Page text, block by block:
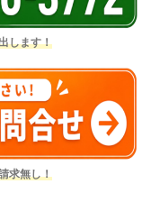
します！
求無し！